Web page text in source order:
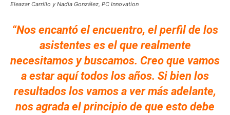
Eleazar Carrillo y Nadia González, PC Innovation
“Nos encantó el encuentro, el perfil de los
asistentes es el que realmente
necesitamos y buscamos. Creo que vamos
a estar aquí todos los años. Si bien los
resultados los vamos a ver más adelante,
nos agrada el principio de que esto debe